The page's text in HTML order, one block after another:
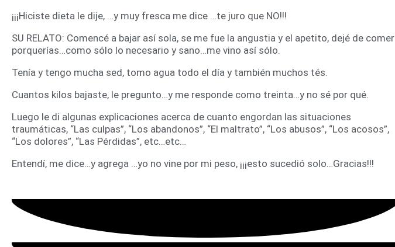
¡¡¡Hiciste dieta le dije, …y muy fresca me dice …te juro que NO!!!
SU RELATO: Comencé a bajar así sola, se me fue la angustia y el apetito, dejé de comer
porquerías…como sólo lo necesario y sano…me vino así sólo.
Tenía y tengo mucha sed, tomo agua todo el día y también muchos tés.
Cuantos kilos bajaste, le pregunto…y me responde como treinta…y no sé por qué.
Luego le di algunas explicaciones acerca de cuanto engordan las situaciones
traumáticas, “Las culpas”, “Los abandonos”, “El maltrato”, “Los abusos”, “Los acosos”,
“Los dolores”, “Las Pérdidas”, etc…etc…
Entendí, me dice…y agrega …yo no vine por mi peso, ¡¡¡esto sucedió solo…Gracias!!!